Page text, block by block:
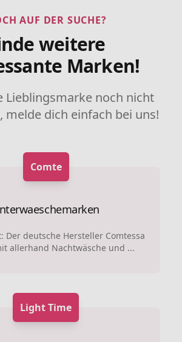
AUF DER SUCHE?
weitere
Marken!
Lieblingsmarke noch nicht
melde dich einfach bei uns!
Comte
Der deutsche Hersteller Comtessa
allerhand Nachtwäsche und ...
Light Time